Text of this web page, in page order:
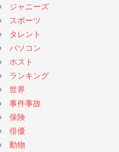
ジャニーズ
スポーツ
タレント
パソコン
ホスト
ランキング
世界
事件事故
保険
俳優
動物